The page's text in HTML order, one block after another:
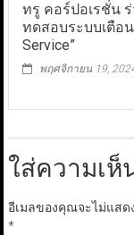
ทรู คอร์ปอเรชั่น
ทดสอบระบบเตือน
Service”
พฤศจิกายน 19,
ใส่ความเห็
อีเมลของคุณจะไม่แสด
*